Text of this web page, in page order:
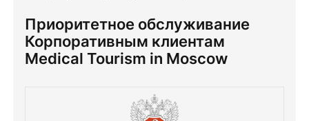
Приоритетное обслуживание
Корпоративным клиентам
Medical Tourism in Moscow